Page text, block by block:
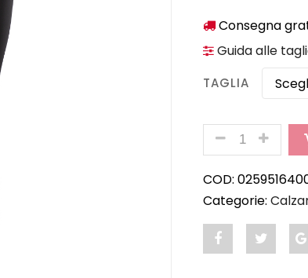
Consegna
Guida alle
TAGLIA
QUANTITÀ
COD:
Categorie:
Share Post